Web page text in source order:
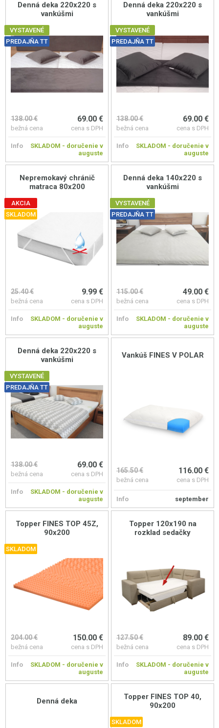
Denná deka 220x220 s
vankúšmi
VYSTAVENÉ
PREDAJŇA TT
138.00 €
bežná cena
69.00 €
cena s DPH
Info
SKLADOM - doručenie v
auguste
Denná deka 220x220 s
vankúšmi
VYSTAVENÉ
PREDAJŇA TT
138.00 €
bežná cena
69.00 €
cena s DPH
Info
SKLADOM - doručenie v
auguste
Nepremokavý chránič
matraca 80x200
AKCIA
SKLADOM
25.40 €
bežná cena
9.99 €
cena s DPH
Info
SKLADOM - doručenie v
auguste
Denná deka 140x220 s
vankúšmi
VYSTAVENÉ
PREDAJŇA TT
115.00 €
bežná cena
49.00 €
cena s DPH
Info
SKLADOM - doručenie v
auguste
Denná deka 220x220 s
vankúšmi
VYSTAVENÉ
PREDAJŇA TT
138.00 €
bežná cena
69.00 €
cena s DPH
Info
SKLADOM - doručenie v
auguste
Vankúš FINES V POLAR
165.50 €
bežná cena
116.00 €
cena s DPH
Info september
Topper FINES TOP 45Z,
90x200
SKLADOM
204.00 €
bežná cena
150.00 €
cena s DPH
Info
SKLADOM - doručenie v
auguste
Topper 120x190 na
rozklad sedačky
127.50 €
bežná cena
89.00 €
cena s DPH
Info
SKLADOM - doručenie v
auguste
Denná deka
Topper FINES TOP 40,
90x200
SKLADOM